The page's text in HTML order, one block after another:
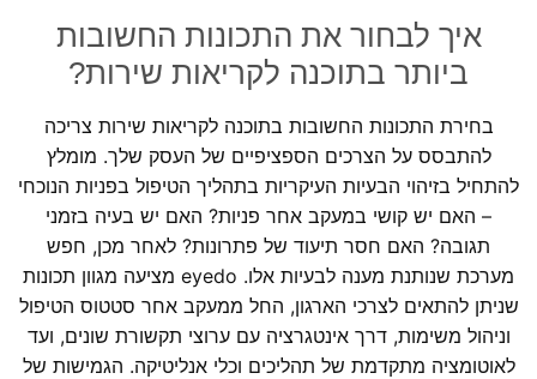
איך לבחור את התכונות החשובות
ביותר בתוכנה לקריאות שירות?
בחירת התכונות החשובות בתוכנה לקריאות שירות צריכה
להתבסס על הצרכים הספציפיים של העסק שלך. מומלץ
להתחיל בזיהוי הבעיות העיקריות בתהליך הטיפול בפניות הנוכחי
– האם יש קושי במעקב אחר פניות? האם יש בעיה בזמני
תגובה? האם חסר תיעוד של פתרונות? לאחר מכן, חפש
מערכת שנותנת מענה לבעיות אלו. eyedo מציעה מגוון תכונות
שניתן להתאים לצרכי הארגון, החל ממעקב אחר סטטוס הטיפול
וניהול משימות, דרך אינטגרציה עם ערוצי תקשורת שונים, ועד
לאוטומציה מתקדמת של תהליכים וכלי אנליטיקה. הגמישות של